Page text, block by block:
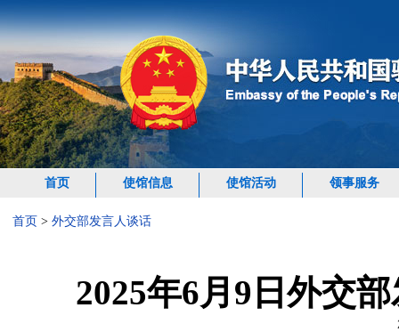
首页 使馆信息 使馆活动 领事服务
首页 > 外交部发言人谈话
2025年6月9日外交